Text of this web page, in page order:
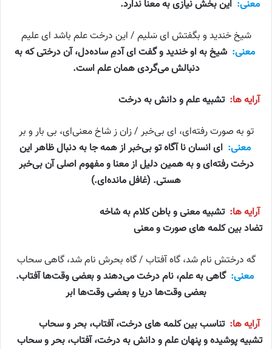
معنی: این بخش نیازی به معنا ندارد.
شیخ خندید و بگفتش ای سَلیم / این درخت علم باشد ای علیم
معنی: شیخ به او خندید و گفت ای آدمِ ساده‌دل، آن درختی که به
دنبالش می‌گردی همان علم است.
آرایه ها: تشبیه علم و دانش به درخت
تو به صورت رفته‌ای، ای بی‌خبر / زان ز شاخ معنی‌ای، بی بار و بر
معنی: ای انسان نا آگاه تو بی‌خبر از همه جا به دنبال ظاهر این
درخت رفته‌ای و به همین دلیل از معنا و مفهوم اصلی آن بی‌خبر
هستی. (غافل مانده‌ای.)
آرایه ها: تشبیه معنی و باطن کلام به شاخه
تضاد بین کلمه های صورت و معنی
گه درختش نام شد، گاه آفتاب / گاه بحرش نام شد، گاهی سحاب
معنی: گاهی به علم، نام درخت می‌دهند و بعضی وقت‌ها آفتاب.
بعضی وقت‌ها دریا و بعضی وقت‌ها ابر
آرایه ها: تناسب بین کلمه های درخت، آفتاب، بحر و سحاب
تشبیه پوشیده و پنهان علم و دانش به درخت، آفتاب، بحر و سحاب